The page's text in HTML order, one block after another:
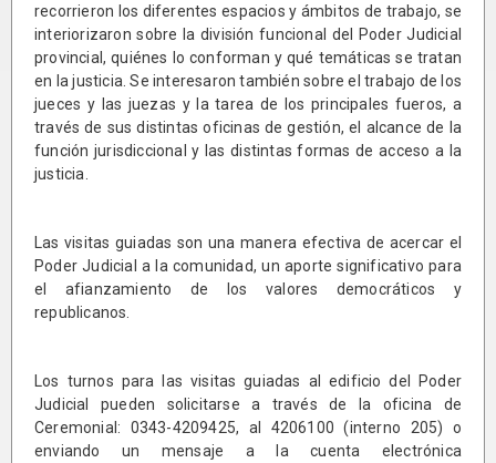
recorrieron los diferentes espacios y ámbitos de trabajo, se
interiorizaron sobre la división funcional del Poder Judicial
provincial, quiénes lo conforman y qué temáticas se tratan
en la justicia. Se interesaron también sobre el trabajo de los
jueces y las juezas y la tarea de los principales fueros, a
través de sus distintas oficinas de gestión, el alcance de la
función jurisdiccional y las distintas formas de acceso a la
justicia.
Las visitas guiadas son una manera efectiva de acercar el
Poder Judicial a la comunidad, un aporte significativo para
el afianzamiento de los valores democráticos y
republicanos.
Los turnos para las visitas guiadas al edificio del Poder
Judicial pueden solicitarse a través de la oficina de
Ceremonial: 0343-4209425, al 4206100 (interno 205) o
enviando un mensaje a la cuenta electrónica